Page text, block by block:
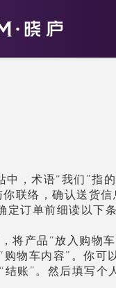
中， 术语“我们 ”指
你联络 ，确认送货信
定订单前细读 以下
，将产品“放入 购物车
“ 购物车内容”。你可
“结账 ”。然后填写个人